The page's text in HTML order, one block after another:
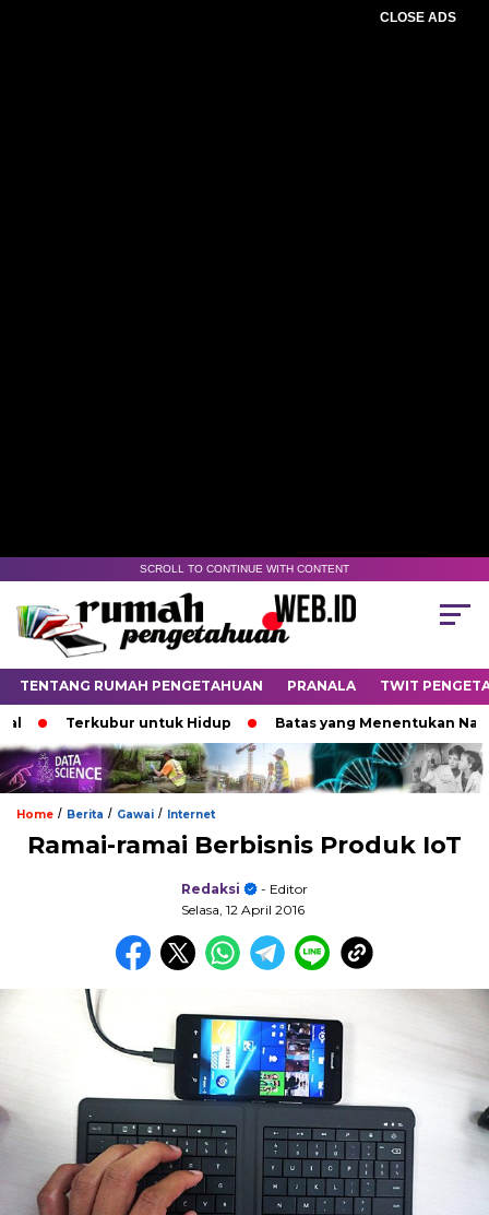
CLOSE ADS
SCROLL TO CONTINUE WITH CONTENT
TENTANG RUMAH PENGETAHUAN PRANALA TWIT
Terkubur untuk Hidup Batas yang Menentukan Nasib
Home / Berita / Gawai / Internet
Ramai-ramai Berbisnis Produk IoT
Redaksi
- Editor
Selasa, 12 April 2016